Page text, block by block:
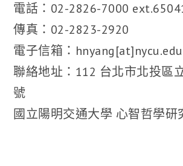
電話：02-2826-7000
傳真：02-2823-2920
電子信箱：
聯絡地址：112 台北市北投區
號
國立陽明交通大學 心智哲學研